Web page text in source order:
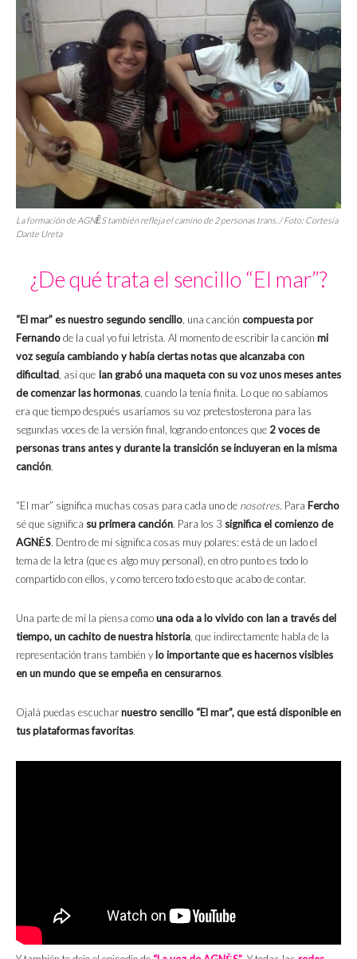
La formación de AGNĚS también refleja el camino de 2 personas trans. / Foto: Cortesía
Dante Ureta
¿De qué trata el sencillo “El mar”?
“El mar” es nuestro segundo sencillo , una canción compuesta por
Fernandode la cual yo fui letrista. Al momento de escribir la canción mi
voz seguía cambiando y había ciertas notas que alcanzaba con
dificultad , así que Ian grabó una maqueta con su voz unos meses antes
de comenzar las hormonas , cuando la tenía finita. Lo que no sabíamos
era que tiempo después usaríamos su voz pretestosterona para las
segundas voces de la versión final, logrando entonces que 2 voces de
personas trans antes y durante la transición se incluyeran en la misma
canción.
“El mar” significa muchas cosas para cada uno de nosotres. Para Fercho
sé que significa su primera canción. Para los 3 significa el comienzo de
AGNĚS. Dentro de mí significa cosas muy polares: está de un lado el
tema de la letra (que es algo muy personal), en otro punto es todo lo
compartido con ellos, y como tercero todo esto que acabo de contar.
Una parte de mí la piensa comouna oda a lo vivido con Ian a través del
tiempo, un cachito de nuestra historia , que indirectamente habla de la
representación trans también y lo importante que es hacernos visibles
en un mundo que se empeña en censurarnos.
Ojalá puedas escucharnuestro sencillo “El mar”, que está disponible en
tus plataformas favoritas.